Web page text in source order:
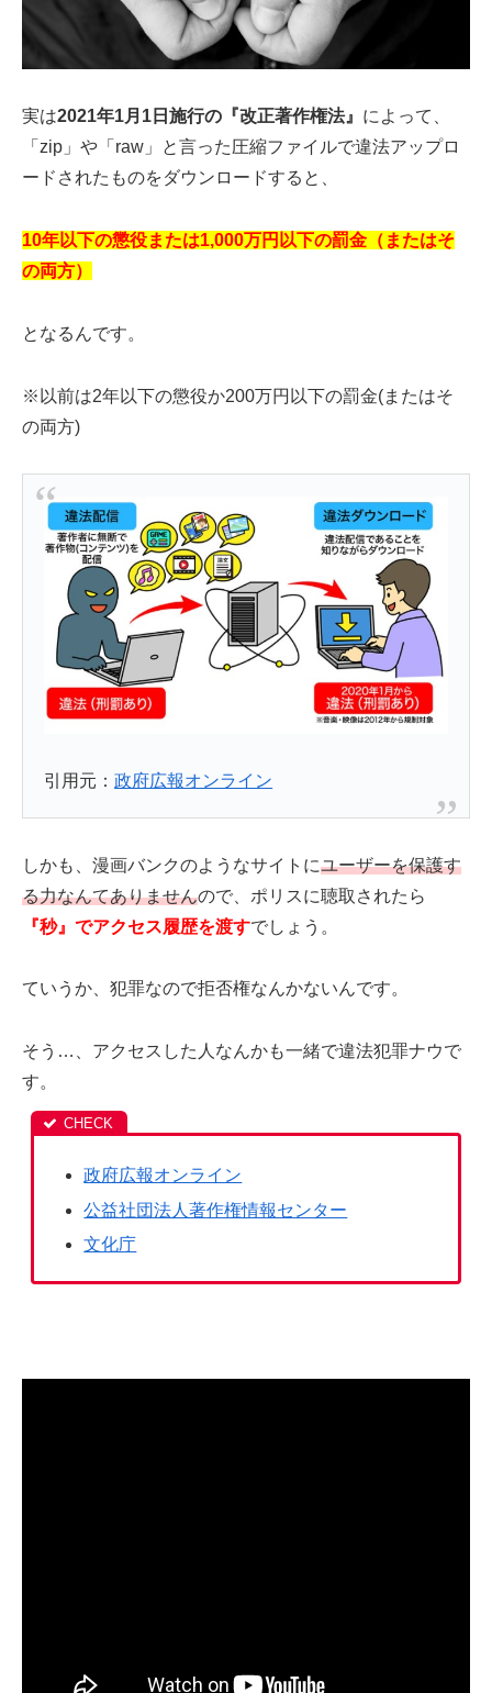
実は2021年1月1日施行の『改正著作権法』 によって、
「zip」や「raw」と言った圧縮ファイルで違法アップロ
ードされたものをダウンロードすると、
10年以下の懲役または1,000万円以下の罰金（またはそ
の両方）
となるんです。
※以前は2年以下の懲役か200万円以下の罰金(またはそ
の両方)
引用元：政府広報オンライン
しかも、漫画バンクのようなサイトにユーザーを保護す
る力なんてありませんので、ポリスに聴取されたら
『秒』でアクセス履歴を渡すでしょう。
ていうか、犯罪なので拒否権なんかないんです。
そう…、アクセスした人なんかも一緒で違法犯罪ナウで
す。
政府広報オンライン
公益社団法人著作権情報センター
文化庁